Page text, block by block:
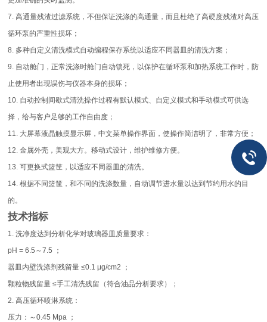
7. 高通量残渣过滤系统，不但保证洗涤的高通量，而且杜绝了高硬度残渣对高压
循环泵的严重性损坏；
8. 多种自定义清洗模式自动编程保存系统以适应不同器皿的清洗方案；
9. 自动舱门，正常洗涤时舱门自动锁死，以保护在循环泵和加热系统工作时，防
止使用者出现误伤与仪器本身的损坏；
10. 自动控制间歇式清洗操作过程有默认模式、自定义模式和手动模式可供选
择，给与客户足够的工作自由度；
11. 大屏幕液晶触摸显示屏，中文菜单操作界面，使操作简洁明了，非常方便；
12. 金属外壳，美观大方。移动式设计，维护维修方便。
13. 可更换式篮筐，以适应不同器皿的清洗。
14. 根据不同篮筐，和不同的洗涤数量，自动调节进水量以达到节约用水的目
的。
技术指标
1. 洗净度达到分析化学对玻璃器皿质量要求：
pH = 6.5～7.5 ；
器皿内壁洗涤剂残留量 ≤0.1 μg/cm2 ；
颗粒物残留量 ≤手工清洗残留（符合油品分析要求）；
2. 高压循环喷淋系统：
压力：～0.45 Mpa ；